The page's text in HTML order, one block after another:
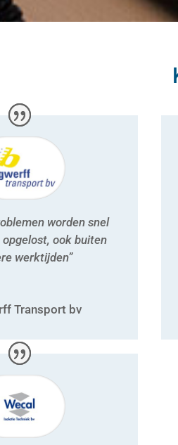
worden snel
ook buiten
werktijden”
Transport bv